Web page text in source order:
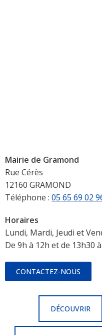
Mairie de Gramond
Rue Cérès
12160 GRAMOND
Téléphone : 05 65 69 02
Horaires
Lundi, Mardi, Jeudi et
De 9h à 12h et de 13h30
CONTACTEZ-NOUS
DÉCOUVRIR